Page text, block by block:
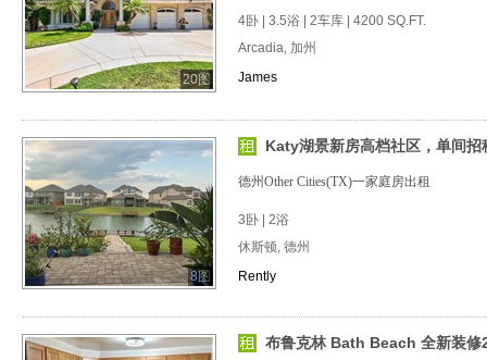
20图
4卧 | 3.5浴 | 2车库 | 4200 SQ.FT.
Arcadia, 加州
James
8图
Katy湖景新房高档社区，单间招
德州Other Cities(TX)一家庭房出租
3卧 | 2浴
休斯顿, 德州
Rently
布鲁克林 Bath Beach 全新装